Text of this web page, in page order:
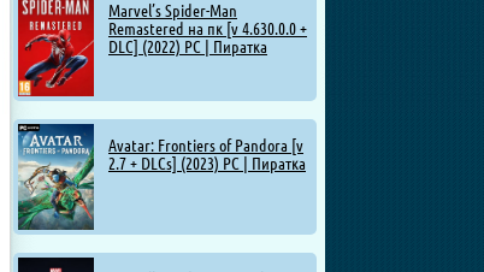
Marvel’s Spider-Man
Remastered на пк [v 4.630.0.0 +
DLC] (2022) PC | Пиратка
Avatar: Frontiers of Pandora [v
2.7 + DLCs] (2023) PC | Пиратка